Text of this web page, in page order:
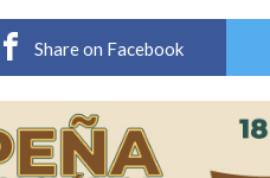
Share on Facebook